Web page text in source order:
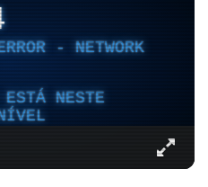
- NETWORK
ESTÁ NESTE